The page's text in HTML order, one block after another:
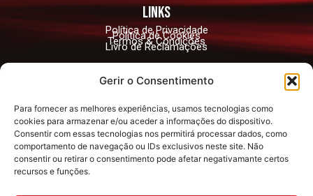
Gerir o Consentimento
Para fornecer as melhores experiências, usamos tecnologias como
cookies para armazenar e/ou aceder a informações do dispositivo.
Consentir com essas tecnologias nos permitirá processar dados, como
comportamento de navegação ou IDs exclusivos neste site. Não
consentir ou retirar o consentimento pode afetar negativamante certos
recursos e funções.
links
Política de Privacidade
Política de Cookies
Termos & Condições
Livro de Reclamações
contactos
Largo António Santos Jorge no12, 2890-042
Alcochete
Redes Sociais